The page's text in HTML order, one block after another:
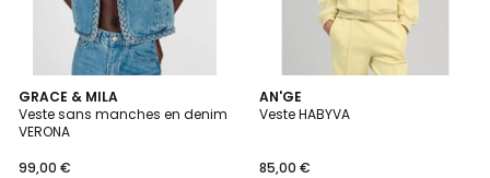
GRACE & MILA
Veste sans manches en denim
VERONA
99,00 €
5
/
5
2
Couleurs
AN'GE
Veste HABYVA
85,00 €
6
Couleurs